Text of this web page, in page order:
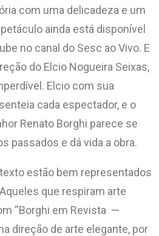
com uma delicadeza e um
ainda está disponível
no canal do Sesc ao Vivo. E
do Elcio Nogueira Seixas,
Elcio com sua
cada espectador, e o
Renato Borghi parece se
passados e dá vida a obra.
estão bem representados
que respiram arte
“Borghi em Revista —
direção de arte elegante, por